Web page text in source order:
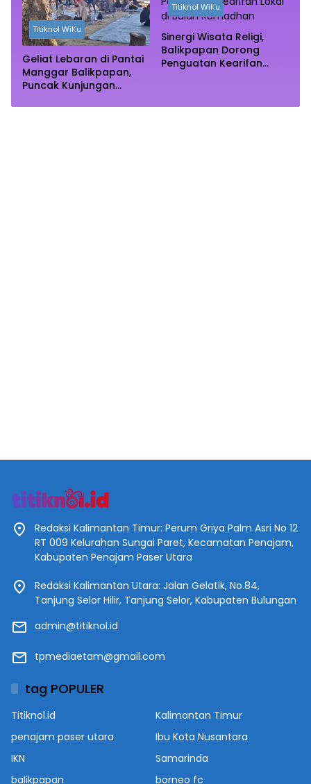
Titiknol WiKu
Geliat Lebaran di Pantai
Manggar Balikpapan,
Puncak Kunjungan
Titiknol WiKu
Sinergi Wisata Religi,
Balikpapan Dorong
Penguatan Kearifan
Redaksi Kalimantan Timur: Perum Griya Palm Asri No 12
RT 009 Kelurahan Sungai Paret, Kecamatan Penajam,
Kabupaten Penajam Paser Utara
Redaksi Kalimantan Utara: Jalan Gelatik, No.84,
Tanjung Selor Hilir, Tanjung Selor, Kabupaten Bulungan
admin@titiknol.id
tpmediaetam@gmail.com
tag POPULER
Titiknol.id
Kalimantan Timur
penajam paser utara
Ibu Kota Nusantara
IKN
Samarinda
balikpapan
borneo fc